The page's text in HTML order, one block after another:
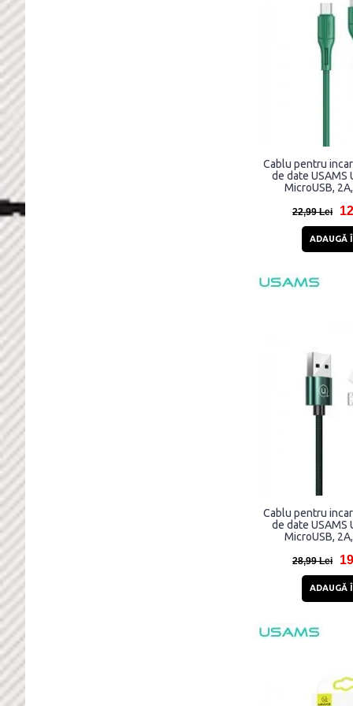
Cablu pentru
de date USAMS
MicroUSB,
22,99 Lei
ADAUGĂ
Cablu pentru
de date USAMS
MicroUSB,
28,99 Lei
ADAUGĂ